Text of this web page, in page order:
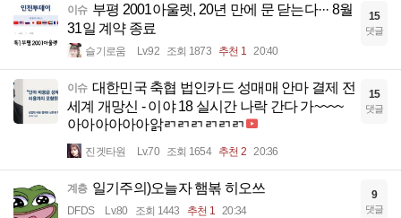
이슈 부평 2001아울렛, 20년 만에 문 닫는다··· 8월
31일 계약 종료
슬기로움 Lv.92 조회 1873 추천 1 20:40
15
댓글
이슈 대한민국 축협 법인카드 성매매 안마 결제 전
세계 개망신 - 이야 18 실시간 나락 간다 가~~~~
아아아아아아앍ㄺㄺㄺㄺㄺㄺ
진겟타원 Lv.70 조회 1654 추천 2 20:36
15
댓글
계층 일기주의)오늘자 햄볶 히오쓰
DFDS Lv.80 조회 1443 추천 1 20:34
9
댓글